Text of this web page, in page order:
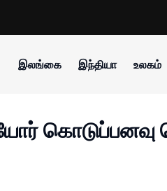
இலங்கை இந்தியா உலகம்
கொடுப்பனவு